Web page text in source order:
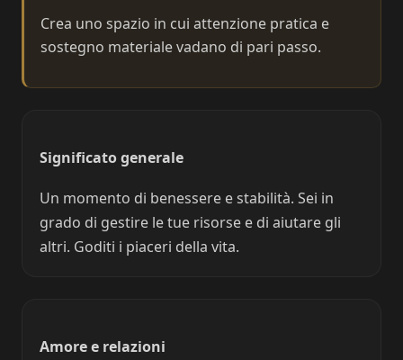
Crea uno spazio in cui attenzione pratica e
sostegno materiale vadano di pari passo.
Significato generale
Un momento di benessere e stabilità. Sei in
grado di gestire le tue risorse e di aiutare gli
altri. Goditi i piaceri della vita.
Amore e relazioni